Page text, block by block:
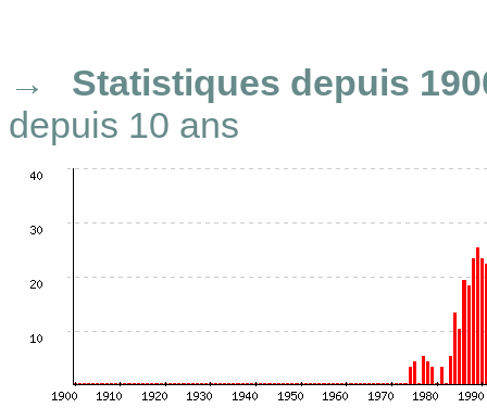
Statistiques depuis
depuis 10 ans